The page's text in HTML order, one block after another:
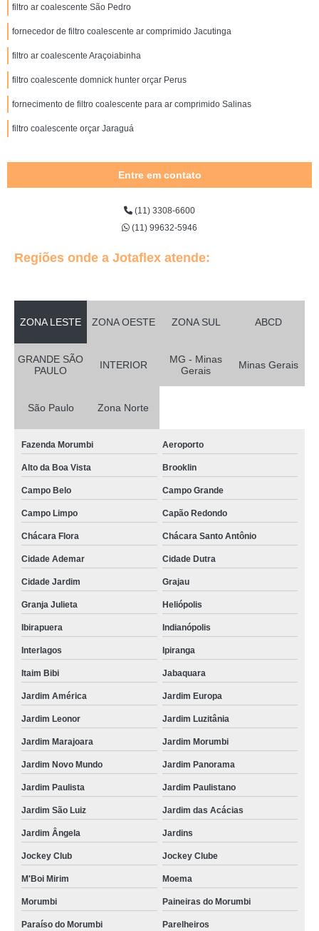
filtro ar coalescente São Pedro
fornecedor de filtro coalescente ar comprimido Jacutinga
filtro ar coalescente Araçoiabinha
filtro coalescente domnick hunter orçar Perus
fornecimento de filtro coalescente para ar comprimido Salinas
filtro coalescente orçar Jaraguá
Entre em contato
(11) 3308-6600
(11) 99632-5946
Regiões onde a Jotaflex atende:
ZONA LESTE ZONA OESTE ZONA SUL ABCD
GRANDE SÃO
PAULO
INTERIOR
MG - Minas
Gerais
Minas Gerais
São Paulo Zona Norte
Fazenda Morumbi Aeroporto
Alto da Boa Vista Brooklin
Campo Belo Campo Grande
Campo Limpo Capão Redondo
Chácara Flora Chácara Santo Antônio
Cidade Ademar Cidade Dutra
Cidade Jardim Grajau
Granja Julieta Heliópolis
Ibirapuera Indianópolis
Interlagos Ipiranga
Itaim Bibi Jabaquara
Jardim América Jardim Europa
Jardim Leonor Jardim Luzitânia
Jardim Marajoara Jardim Morumbi
Jardim Novo Mundo Jardim Panorama
Jardim Paulista Jardim Paulistano
Jardim São Luiz Jardim das Acácias
Jardim Ângela Jardins
Jockey Club Jockey Clube
M'Boi Mirim Moema
Morumbi Paineiras do Morumbi
Paraíso do Morumbi Parelheiros